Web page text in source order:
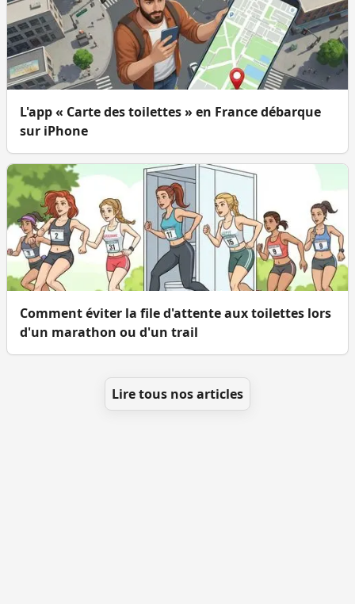
L'app « Carte des toilettes » en France débarque
sur iPhone
Comment éviter la file d'attente aux toilettes lors
d'un marathon ou d'un trail
Lire tous nos articles